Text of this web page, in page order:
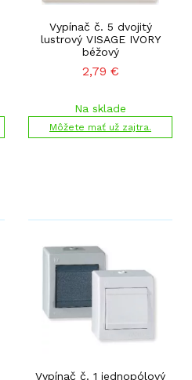
Vypínač č. 5 dvojitý
lustrový VISAGE IVORY
béžový
2,79 €
Na sklade
Môžete mať už zajtra.
Vypínač č. 1 jednopólový